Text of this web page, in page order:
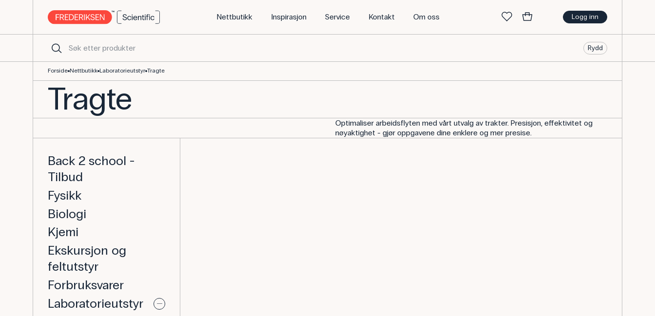
Logg inn
Nettbutikk Inspirasjon Service Kontakt Om oss
Rydd
Forside Nettbutikk Laboratorieutstyr Tragte
Tragte
Optimaliser arbeidsflyten med vårt utvalg av trakter. Presisjon, effektivitet og
nøyaktighet - gjør oppgavene dine enklere og mer presise.
Back 2 school -
Tilbud
Fysikk
Biologi
Kjemi
Ekskursjon og
feltutstyr
Forbruksvarer
Laboratorieutstyr